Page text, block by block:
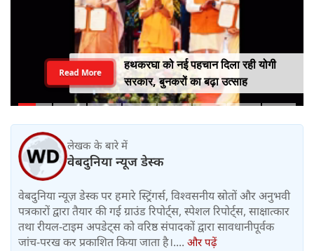
हथकरघा को नई पहचान दिला रही योगी
सरकार, बुनकरों का बढ़ा उत्साह
Read More
लेखक के बारे में
वेबदुनिया न्यूज डेस्क
वेबदुनिया न्यूज़ डेस्क पर हमारे स्ट्रिंगर्स, विश्वसनीय स्रोतों और अनुभवी
पत्रकारों द्वारा तैयार की गई ग्राउंड रिपोर्ट्स, स्पेशल रिपोर्ट्स, साक्षात्कार
तथा रीयल-टाइम अपडेट्स को वरिष्ठ संपादकों द्वारा सावधानीपूर्वक
जांच-परख कर प्रकाशित किया जाता है।.... और पढ़ें